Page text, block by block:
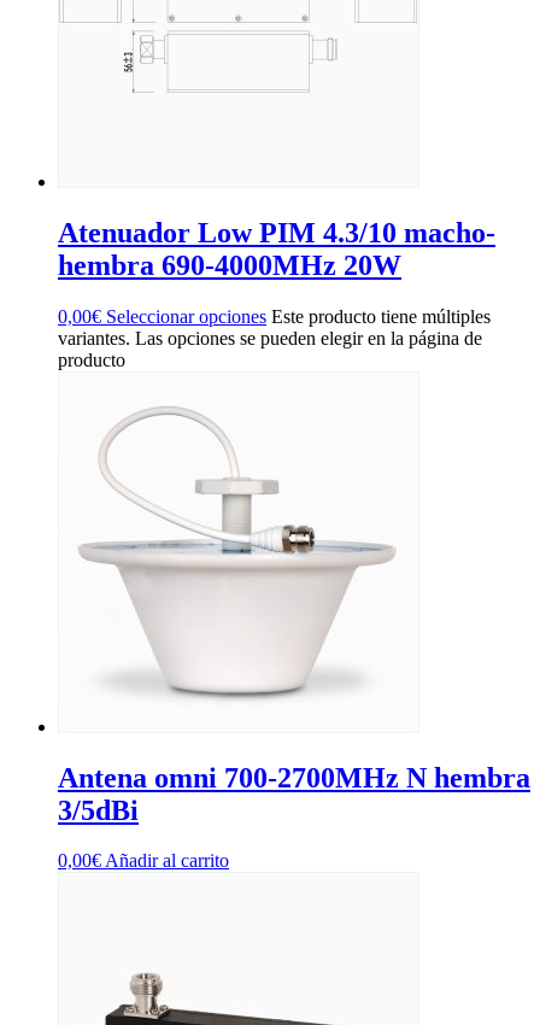
Atenuador Low PIM 4.3/10 macho-
hembra 690-4000MHz 20W
0,00€ Seleccionar opciones Este producto tiene múltiples
variantes. Las opciones se pueden elegir en la página de
producto
Antena omni 700-2700MHz N hembra
3/5dBi
0,00€Añadir al carrito